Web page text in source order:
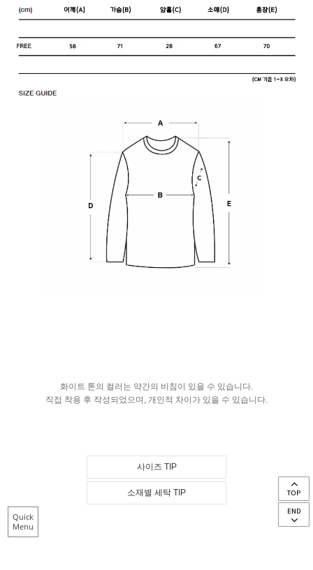
Quick
Menu
TOP
END
화이트 톤의 컬러는 약간의 비침이 있을 수 있습니다.
직접 착용 후 작성되었으며, 개인적 차이가 있을 수 있습니다.
사이즈 TIP
소재별 세탁 TIP